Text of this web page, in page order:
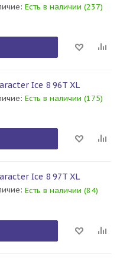
Есть в наличии (237)
Ice 8 96T XL
Есть в наличии (175)
Ice 8 97T XL
Есть в наличии (84)